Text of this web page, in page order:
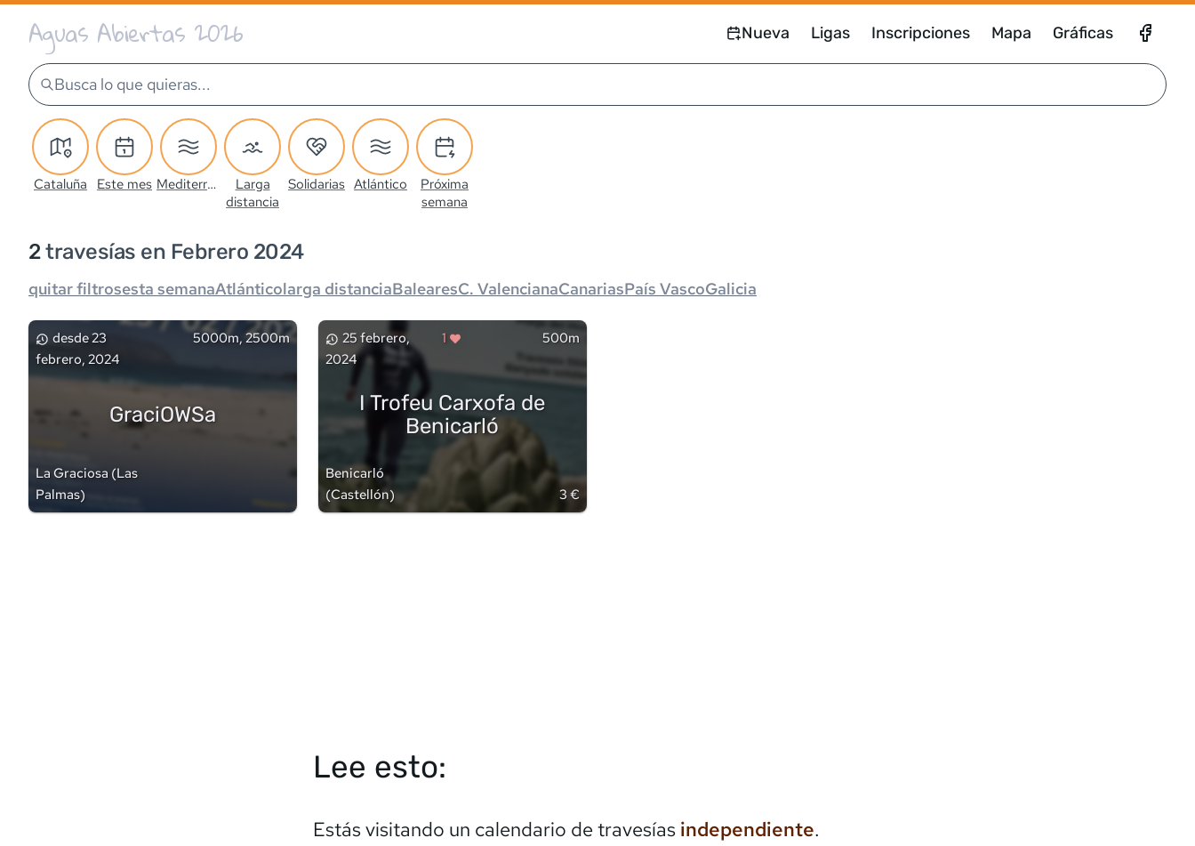
Aguas Abiertas 2026 Nueva Ligas Inscripciones Mapa Gráficas
Busca lo que quieras...
Cataluña Este mes Mediterráneo
Larga
distancia
Solidarias Atlántico
Próxima
semana
2travesías en Febrero 2024
quitar filtrosesta semanaAtlánticolarga distanciaBalearesC. ValencianaCanariasPaís VascoGalicia
desde23
febrero, 2024
5000m, 2500m
GraciOWSa
La Graciosa (Las
Palmas)
25 febrero,
2024
1 500m
I Trofeu Carxofa de
Benicarló
Benicarló
(Castellón) 3 €
Lee esto:
Estás visitando un calendario de travesías independiente.